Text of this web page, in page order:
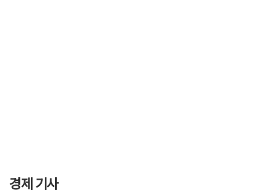
경제 기사